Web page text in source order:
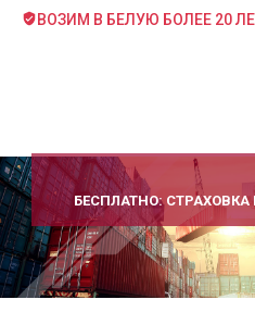
ВОЗИМ В БЕЛУЮ БОЛЕЕ 20
БЕСПЛАТНО: СТРАХОВКА